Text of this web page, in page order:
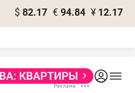
$ 82.17 € 94.84 ¥ 12.17